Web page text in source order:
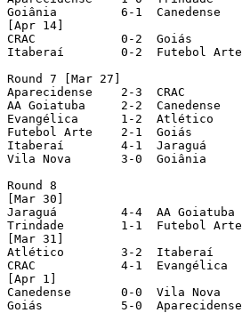
Goiânia         6-1  Canedense
[Apr 14]
CRAC            0-2  Goiás
Itaberaí        0-2  Futebol Arte
Round 7 [Mar 27]
Aparecidense    2-3  CRAC
AA Goiatuba     2-2  Canedense
Evangélica      1-2  Atlético
Futebol Arte    2-1  Goiás
Itaberaí        4-1  Jaraguá
Vila Nova       3-0  Goiânia
Round 8
[Mar 30]
Jaraguá         4-4  AA Goiatuba
Trindade        1-1  Futebol Arte
[Mar 31]
Atlético        3-2  Itaberaí
CRAC            4-1  Evangélica
[Apr 1]
Canedense       0-0  Vila Nova
Goiás           5-0  Aparecidense